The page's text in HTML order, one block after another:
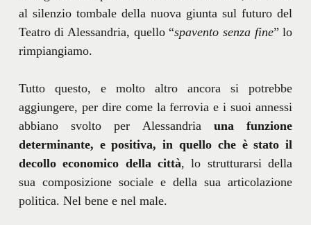
al silenzio tombale della nuova giunta sul futuro del
Teatro di Alessandria, quello “spavento senza fine” lo
rimpiangiamo.
Tutto questo, e molto altro ancora si potrebbe
aggiungere, per dire come la ferrovia e i suoi annessi
abbiano svolto per Alessandria una funzione
determinante, e positiva, in quello che è stato il
decollo economico della città, lo strutturarsi della
sua composizione sociale e della sua articolazione
politica. Nel bene e nel male.